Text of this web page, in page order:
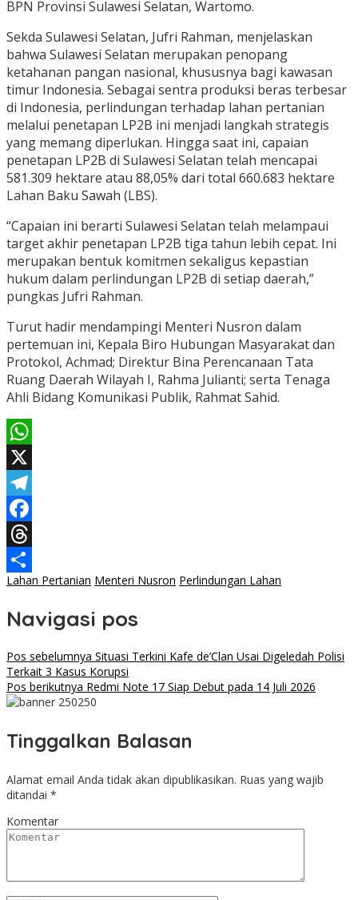
BPN Provinsi Sulawesi Selatan, Wartomo.
Sekda Sulawesi Selatan, Jufri Rahman, menjelaskan
bahwa Sulawesi Selatan merupakan penopang
ketahanan pangan nasional, khususnya bagi kawasan
timur Indonesia. Sebagai sentra produksi beras terbesar
di Indonesia, perlindungan terhadap lahan pertanian
melalui penetapan LP2B ini menjadi langkah strategis
yang memang diperlukan. Hingga saat ini, capaian
penetapan LP2B di Sulawesi Selatan telah mencapai
581.309 hektare atau 88,05% dari total 660.683 hektare
Lahan Baku Sawah (LBS).
“Capaian ini berarti Sulawesi Selatan telah melampaui
target akhir penetapan LP2B tiga tahun lebih cepat. Ini
merupakan bentuk komitmen sekaligus kepastian
hukum dalam perlindungan LP2B di setiap daerah,”
pungkas Jufri Rahman.
Turut hadir mendampingi Menteri Nusron dalam
pertemuan ini, Kepala Biro Hubungan Masyarakat dan
Protokol, Achmad; Direktur Bina Perencanaan Tata
Ruang Daerah Wilayah I, Rahma Julianti; serta Tenaga
Ahli Bidang Komunikasi Publik, Rahmat Sahid.
WhatsApp
X
Telegram
Facebook
Threads
Share
Lahan Pertanian Menteri Nusron Perlindungan Lahan
Navigasi pos
Pos sebelumnya Situasi Terkini Kafe de’Clan Usai Digeledah Polisi
Terkait 3 Kasus Korupsi
Pos berikutnya Redmi Note 17 Siap Debut pada 14 Juli 2026
Tinggalkan Balasan
Alamat email Anda tidak akan dipublikasikan. Ruas yang wajib
ditandai *
Komentar